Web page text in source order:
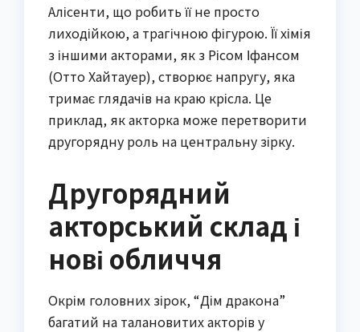
Алісенти, що робить її не просто
лиходійкою, а трагічною фігурою. Її хімія
з іншими акторами, як з Рісом Іфансом
(Отто Хайтауер), створює напругу, яка
тримає глядачів на краю крісла. Це
приклад, як акторка може перетворити
другорядну роль на центральну зірку.
Другорядний
акторський склад і
нові обличчя
Окрім головних зірок, “Дім дракона”
багатий на талановитих акторів у